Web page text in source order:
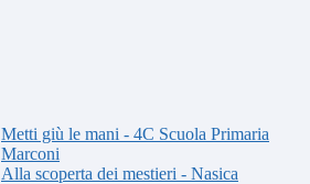
Metti giù le mani - 4C Scuola Primaria
Marconi
Alla scoperta dei mestieri - Nasica